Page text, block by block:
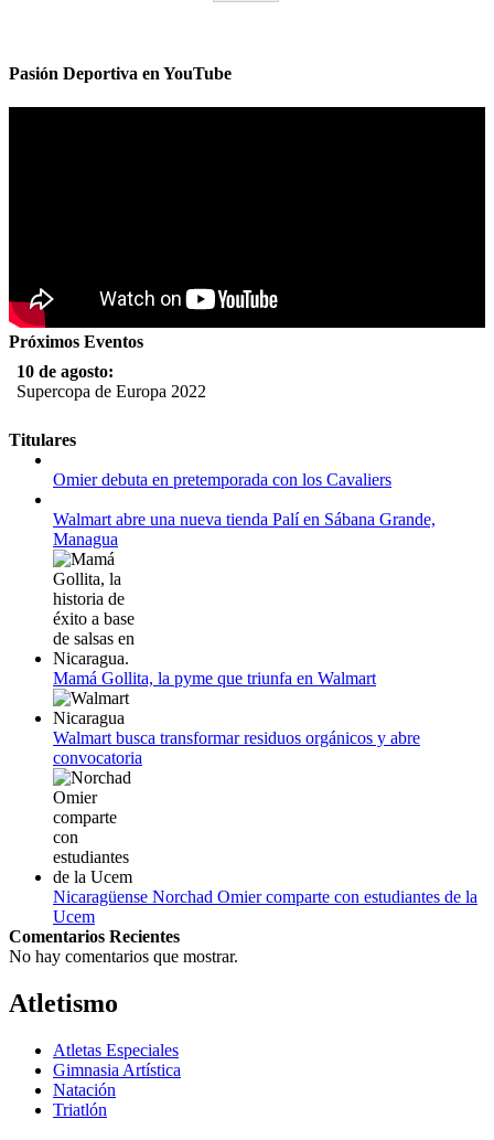
Pasión Deportiva en YouTube
Próximos Eventos
10 de agosto:
Supercopa de Europa 2022
11 al 21 de agosto:
Campeonato Europeo de Natación 2022
12 de agosto:
Empieza La Liga 2022-2023
Titulares
Omier debuta en pretemporada con los Cavaliers
Walmart abre una nueva tienda Palí en Sábana Grande,
Managua
Mamá Gollita, la pyme que triunfa en Walmart
Walmart busca transformar residuos orgánicos y abre
convocatoria
Nicaragüense Norchad Omier comparte con estudiantes de la
Ucem
Comentarios Recientes
No hay comentarios que mostrar.
Atletismo
Atletas Especiales
Gimnasia Artística
Natación​
Triatlón​